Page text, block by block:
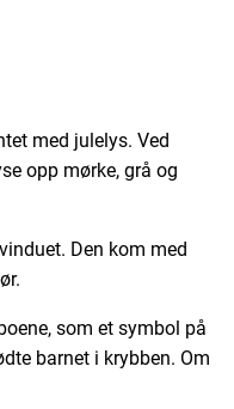
med julelys. Ved
opp mørke, grå og
Den kom med
som et symbol på
barnet i krybben. Om